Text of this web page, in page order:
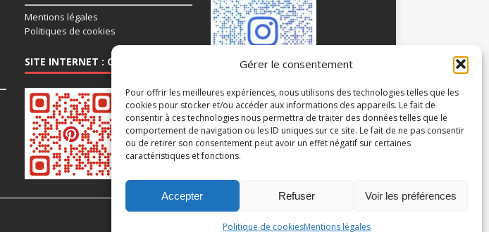
Gérer le consentement
Pour offrir les meilleures expériences, nous utilisons des technologies telles que les
cookies pour stocker et/ou accéder aux informations des appareils. Le fait de
consentir à ces technologies nous permettra de traiter des données telles que le
comportement de navigation ou les ID uniques sur ce site. Le fait de ne pas consentir
ou de retirer son consentement peut avoir un effet négatif sur certaines
caractéristiques et fonctions.
Accepter Refuser Voir les préférences
Politique de cookiesMentions légales
Mentions légales
Politiques de cookies
SITE INTERNET : CHAUSSY95.COM